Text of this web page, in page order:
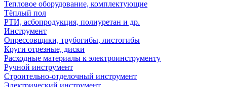
Тепловое оборудование, комплектующие
Тёплый пол
РТИ, асбопродукция, полиуретан и др.
Инструмент
Опрессовщики, трубогибы, листогибы
Круги отрезные, диски
Расходные материалы к электроинструменту
Ручной инструмент
Строительно-отделочный инструмент
Электрический инструмент